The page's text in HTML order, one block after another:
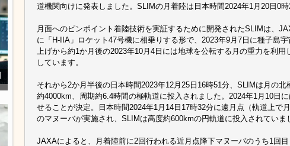
道機関向けに発表しました。SLIMの月着陸は日本時間2024年1月20日0時
月面へのピンポイント着陸技術を実証するために開発されたSLIMは、
に「H-IIA」ロケット47号機に相乗りする形で、2023年9月7日に種子島
上げから約1か月後の2023年10月4日には地球を公転する月の重力を利
しています。
それから2か月半後の日本時間2023年12月25日16時51分、SLIMは月の
約4000km、周期約6.4時間の極軌道に投入されました。2024年1月10日
せることが決定。日本時間2024年1月14日17時32分に遠月点（軌道上で
のマヌーバが実施され、SLIMは高度約600kmの円軌道に投入されていま
JAXAによると、月着陸前に2回行われる近月点降下マヌーバのうち1回